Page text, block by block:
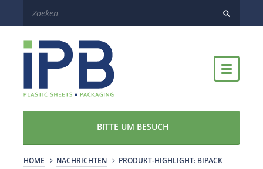
BITTE UM BESUCH
HOME NACHRICHTEN PRODUKT-HIGHLIGHT: BIPACK